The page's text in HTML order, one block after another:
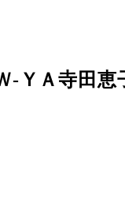
‐ＹＡ寺田